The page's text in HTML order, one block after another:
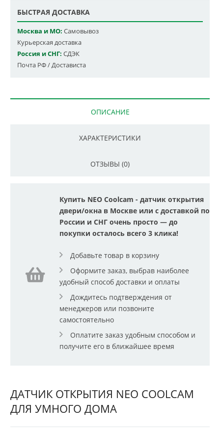
БЫСТРАЯ ДОСТАВКА
Москва и МО: Самовывоз
Курьерская доставка
Россия и СНГ: СДЭК
Почта РФ / Достависта
ОПИСАНИЕ
ХАРАКТЕРИСТИКИ
ОТЗЫВЫ (0)
Купить NEO Coolcam - датчик открытия
двери/окна в Москве или с доставкой по
России и СНГ очень просто — до
покупки осталось всего 3 клика!
Добавьте товар в корзину
Оформите заказ, выбрав наиболее
удобный способ доставки и оплаты
Дождитесь подтверждения от
менеджеров или позвоните
самостоятельно
Оплатите заказ удобным способом и
получите его в ближайшее время
ДАТЧИК ОТКРЫТИЯ NEO COOLCAM
ДЛЯ УМНОГО ДОМА